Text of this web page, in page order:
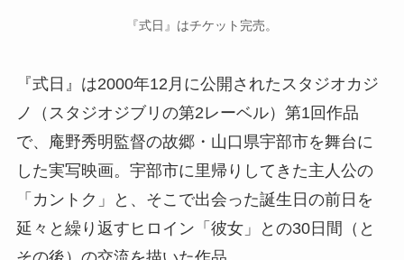
『式日』はチケット完売。
『式日』は2000年12月に公開されたスタジオカジ
ノ（スタジオジブリの第2レーベル）第1回作品
で、庵野秀明監督の故郷・山口県宇部市を舞台に
した実写映画。宇部市に里帰りしてきた主人公の
「カントク」と、そこで出会った誕生日の前日を
延々と繰り返すヒロイン「彼女」との30日間（と